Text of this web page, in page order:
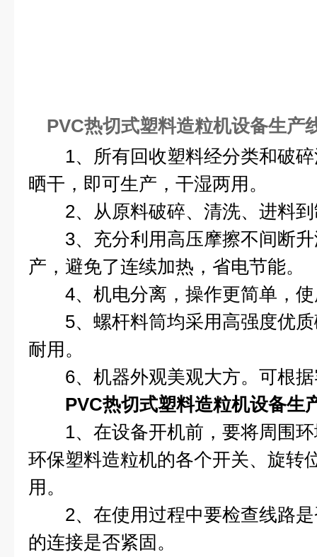
PVC热切式塑料造粒机设备生产
1、所有回收塑料经分类和破碎
晒干，即可生产，干湿两用。
2、从原料破碎、清洗、进料到
3、充分利用高压摩擦不间断升
产，避免了连续加热，省电节能。
4、机电分离，操作更简单，使
5、螺杆料筒均采用高强度优质
耐用。
6、机器外观美观大方。可根据
PVC热切式塑料造粒机设备生
1、在设备开机前，要将周围环
环保塑料造粒机的各个开关、旋转
用。
2、在使用过程中要检查线路是
的连接是否紧固。